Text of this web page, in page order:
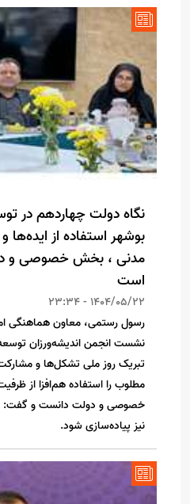
نگاه دولت چهاردهم در
بوشهر استفاده از
مدنی ، بخش خصوصی و
است
1404/05/22 - 23:34
رسول رستمی، معاون هماهنگی
نشست انجمن اندیشه‌ورزان
تبریک روز ملی تشکل‌ها و
مطلوب را استفاده هم‌افزا از
خصوصی و دولت دانست و گفت:
نیز پیاده‌سازی شود.